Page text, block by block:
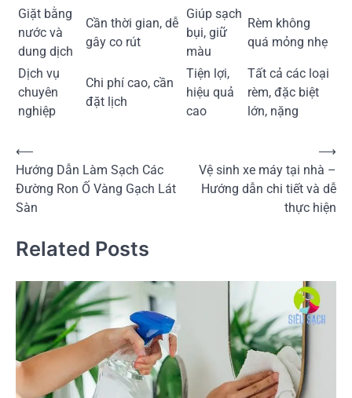
Giặt bằng
nước và
dung dịch
Cần thời gian, dễ
gây co rút
Giúp sạch
bụi, giữ
màu
Rèm không
quá mỏng nhẹ
Dịch vụ
chuyên
nghiệp
Chi phí cao, cần
đặt lịch
Tiện lợi,
hiệu quả
cao
Tất cả các loại
rèm, đặc biệt
lớn, nặng
Điều
hướng
bài
⟵
Hướng Dẫn Làm Sạch Các
Đường Ron Ố Vàng Gạch Lát
Sàn
Vệ sinh xe máy tại nhà –
Hướng dẫn chi tiết và dễ
thực hiện
⟶
Related Posts